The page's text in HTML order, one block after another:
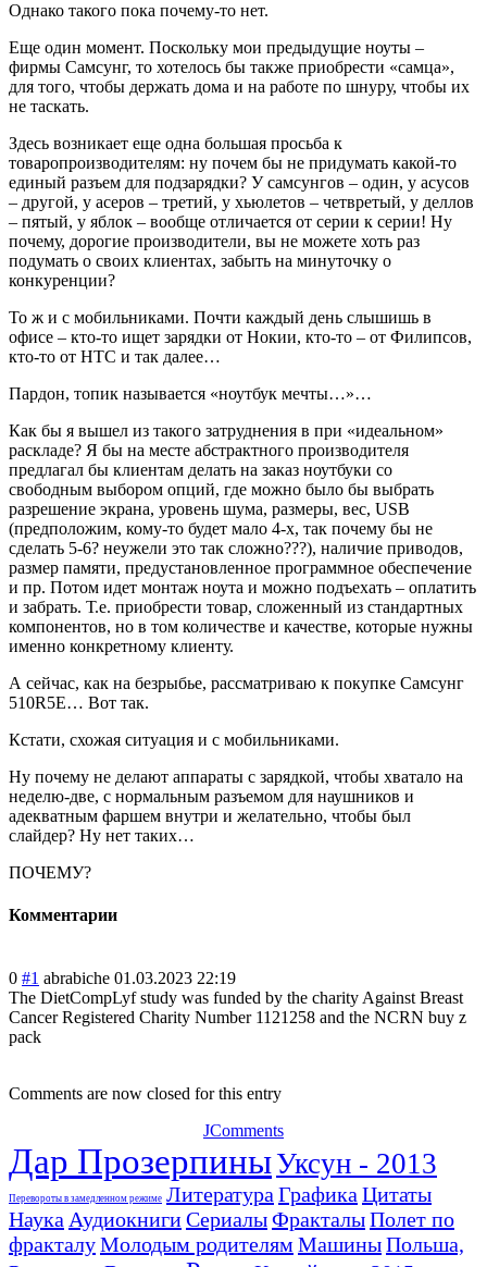
Однако такого пока почему-то нет.
Еще один момент. Поскольку мои предыдущие ноуты –
фирмы Самсунг, то хотелось бы также приобрести «самца»,
для того, чтобы держать дома и на работе по шнуру, чтобы их
не таскать.
Здесь возникает еще одна большая просьба к
товаропроизводителям: ну почем бы не придумать какой-то
единый разъем для подзарядки? У самсунгов – один, у асусов
– другой, у асеров – третий, у хьюлетов – четвретый, у деллов
– пятый, у яблок – вообще отличается от серии к серии! Ну
почему, дорогие производители, вы не можете хоть раз
подумать о своих клиентах, забыть на минуточку о
конкуренции?
То ж и с мобильниками. Почти каждый день слышишь в
офисе – кто-то ищет зарядки от Нокии, кто-то – от Филипсов,
кто-то от HTC и так далее…
Пардон, топик называется «ноутбук мечты…»…
Как бы я вышел из такого затруднения в при «идеальном»
раскладе? Я бы на месте абстрактного производителя
предлагал бы клиентам делать на заказ ноутбуки со
свободным выбором опций, где можно было бы выбрать
разрешение экрана, уровень шума, размеры, вес, USB
(предположим, кому-то будет мало 4-х, так почему бы не
сделать 5-6? неужели это так сложно???), наличие приводов,
размер памяти, предустановленное программное обеспечение
и пр. Потом идет монтаж ноута и можно подъехать – оплатить
и забрать. Т.е. приобрести товар, сложенный из стандартных
компонентов, но в том количестве и качестве, которые нужны
именно конкретному клиенту.
А сейчас, как на безрыбье, рассматриваю к покупке Самсунг
510R5E… Вот так.
Кстати, схожая ситуация и с мобильниками.
Ну почему не делают аппараты с зарядкой, чтобы хватало на
неделю-две, с нормальным разъемом для наушников и
адекватным фаршем внутри и желательно, чтобы был
слайдер? Ну нет таких…
ПОЧЕМУ?
Комментарии
0 #1 abrabiche 01.03.2023 22:19
The DietCompLyf study was funded by the charity Against Breast
Cancer Registered Charity Number 1121258 and the NCRN buy z
pack
Comments are now closed for this entry
JComments
Дар ПрозерпиныУксун - 2013
Перевороты в замедленном режиме Литература Графика Цитаты
Наука АудиокнигиСериалыФракталыПолет по
фракталуМолодым родителям МашиныПольша,